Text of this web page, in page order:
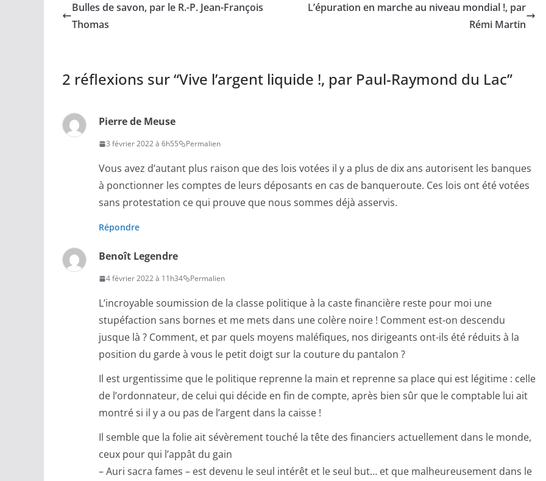
Bulles de savon, par le R.-P. Jean-François
Thomas
L’épuration en marche au niveau mondial !, par
Rémi Martin
2 réflexions sur “Vive l’argent liquide !, par Paul-Raymond du Lac”
Pierre de Meuse
3 février 2022 à 6h55 Permalien
Vous avez d’autant plus raison que des lois votées il y a plus de dix ans autorisent les banques
à ponctionner les comptes de leurs déposants en cas de banqueroute. Ces lois ont été votées
sans protestation ce qui prouve que nous sommes déjà asservis.
Répondre
Benoît Legendre
4 février 2022 à 11h34 Permalien
L’incroyable soumission de la classe politique à la caste financière reste pour moi une
stupéfaction sans bornes et me mets dans une colère noire ! Comment est-on descendu
jusque là ? Comment, et par quels moyens maléfiques, nos dirigeants ont-ils été réduits à la
position du garde à vous le petit doigt sur la couture du pantalon ?
Il est urgentissime que le politique reprenne la main et reprenne sa place qui est légitime : celle
de l’ordonnateur, de celui qui décide en fin de compte, après bien sûr que le comptable lui ait
montré si il y a ou pas de l’argent dans la caisse !
Il semble que la folie ait sévèrement touché la tête des financiers actuellement dans le monde,
ceux pour qui l’appât du gain
– Auri sacra fames – est devenu le seul intérêt et le seul but… et que malheureusement dans le